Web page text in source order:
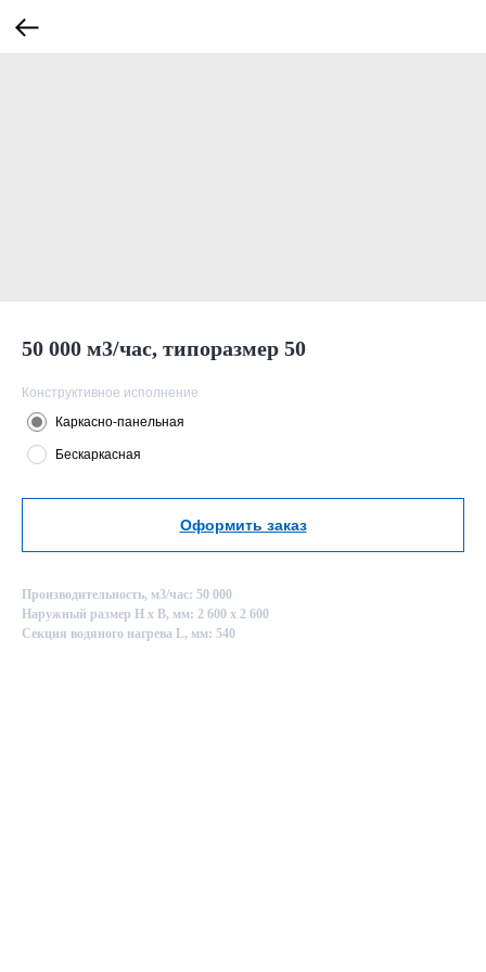
50 000 м3/час, типоразмер 50
Конструктивное исполнение
Каркасно-панельная
Бескаркасная
Оформить заказ
Производительность, м3/час: 50 000
Наружный размер Н х В, мм: 2 600 х 2 600
Секция водяного нагрева L, мм: 540